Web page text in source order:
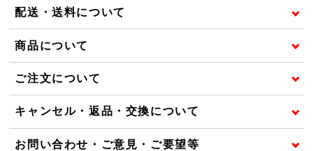
配送・送料について
商品について
ご注文について
キャンセル・返品・交換について
お問い合わせ・ご意見・ご要望等